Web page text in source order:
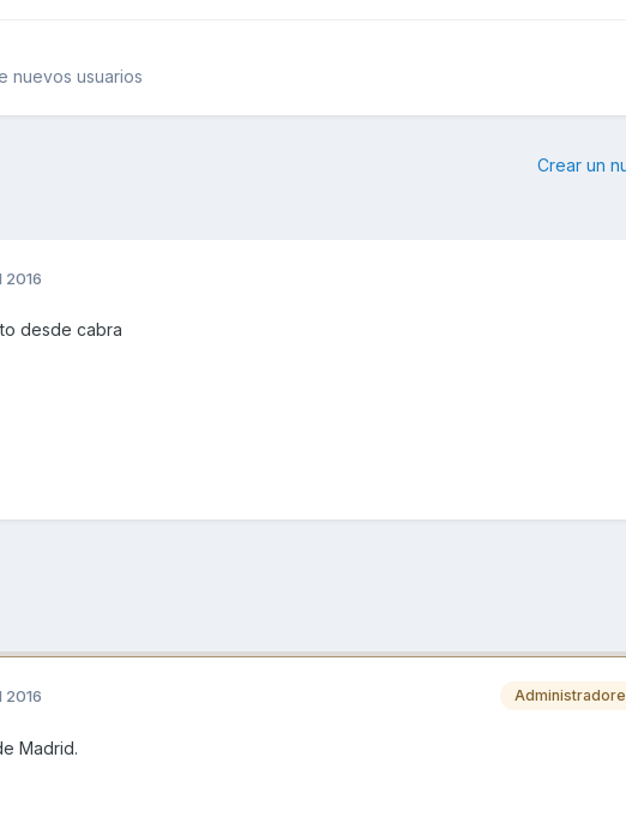
nuevos usuarios
Crear un
2016
desde cabra
2016
Madrid.